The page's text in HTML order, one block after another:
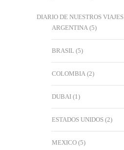
DIARIO DE NUESTROS VIAJES
ARGENTINA (5)
BRASIL (5)
COLOMBIA (2)
DUBAI (1)
ESTADOS UNIDOS (2)
MEXICO (5)